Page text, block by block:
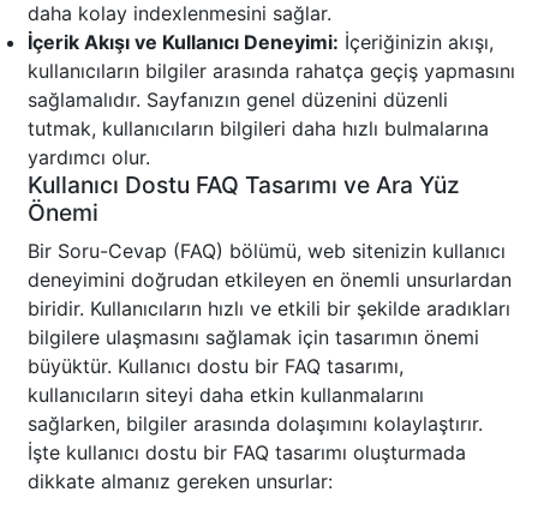
daha kolay indexlenmesini sağlar.
İçerik Akışı ve Kullanıcı Deneyimi: İçeriğinizin akışı,
kullanıcıların bilgiler arasında rahatça geçiş yapmasını
sağlamalıdır. Sayfanızın genel düzenini düzenli
tutmak, kullanıcıların bilgileri daha hızlı bulmalarına
yardımcı olur.
Kullanıcı Dostu FAQ Tasarımı ve Ara Yüz
Önemi
Bir Soru-Cevap (FAQ) bölümü, web sitenizin kullanıcı
deneyimini doğrudan etkileyen en önemli unsurlardan
biridir. Kullanıcıların hızlı ve etkili bir şekilde aradıkları
bilgilere ulaşmasını sağlamak için tasarımın önemi
büyüktür. Kullanıcı dostu bir FAQ tasarımı,
kullanıcıların siteyi daha etkin kullanmalarını
sağlarken, bilgiler arasında dolaşımını kolaylaştırır.
İşte kullanıcı dostu bir FAQ tasarımı oluşturmada
dikkate almanız gereken unsurlar: